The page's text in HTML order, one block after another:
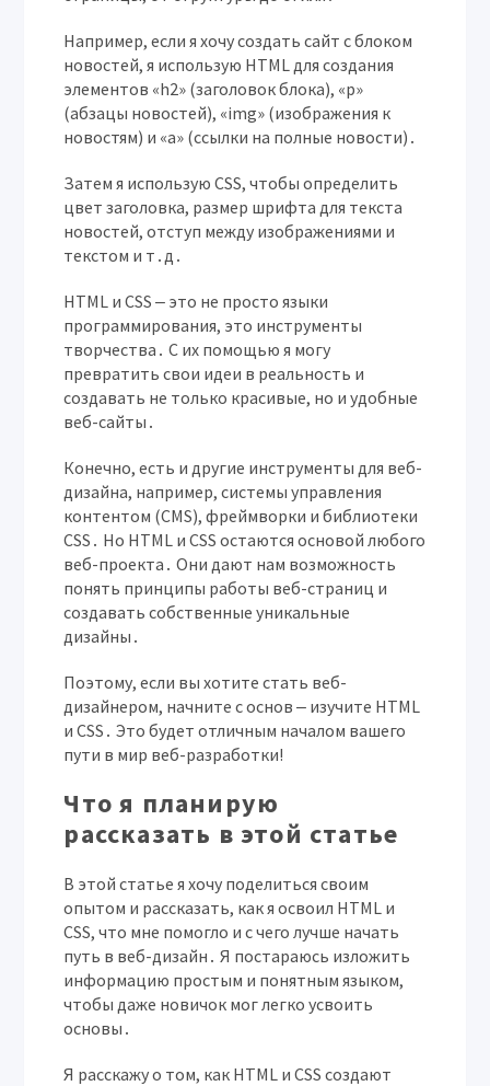
Например, если я хочу создать сайт с блоком
новостей, я использую HTML для создания
элементов «h2» (заголовок блока), «p»
(абзацы новостей), «img» (изображения к
новостям) и «a» (ссылки на полные новости)․
Затем я использую CSS, чтобы определить
цвет заголовка, размер шрифта для текста
новостей, отступ между изображениями и
текстом и т․д․
HTML и CSS ‒ это не просто языки
программирования, это инструменты
творчества․ С их помощью я могу
превратить свои идеи в реальность и
создавать не только красивые, но и удобные
веб-сайты․
Конечно, есть и другие инструменты для веб-
дизайна, например, системы управления
контентом (CMS), фреймворки и библиотеки
CSS․ Но HTML и CSS остаются основой любого
веб-проекта․ Они дают нам возможность
понять принципы работы веб-страниц и
создавать собственные уникальные
дизайны․
Поэтому, если вы хотите стать веб-
дизайнером, начните с основ ‒ изучите HTML
и CSS․ Это будет отличным началом вашего
пути в мир веб-разработки!
Что я планирую
рассказать в этой статье
В этой статье я хочу поделиться своим
опытом и рассказать, как я освоил HTML и
CSS, что мне помогло и с чего лучше начать
путь в веб-дизайн․ Я постараюсь изложить
информацию простым и понятным языком,
чтобы даже новичок мог легко усвоить
основы․
Я расскажу о том, как HTML и CSS создают